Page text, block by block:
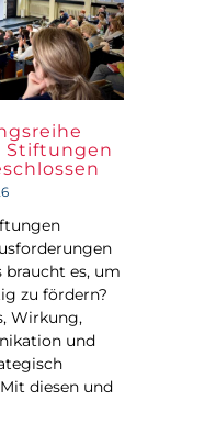
Stiftungen
braucht es, um
zu fördern?
Wirkung,
und
diesen und